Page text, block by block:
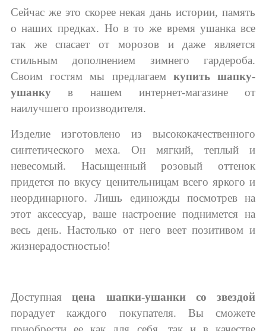
Сейчас же это скорее некая дань истории, память
о наших предках. Но в то же время ушанка все
так же спасает от морозов и даже является
стильным дополнением зимнего гардероба.
Своим гостям мы предлагаем купить шапку-
ушанкув нашем интернет-магазине от
наилучшего производителя.
Изделие изготовлено из высококачественного
синтетического меха. Он мягкий, теплый и
невесомый. Насыщенный розовый оттенок
придется по вкусу ценительницам всего яркого и
неординарного. Лишь единожды посмотрев на
этот аксессуар, ваше настроение поднимется на
весь день. Настолько от него веет позитивом и
жизнерадостностью!
Доступнаяцена шапки-ушанки
со звездой
порадует каждого покупателя. Вы сможете